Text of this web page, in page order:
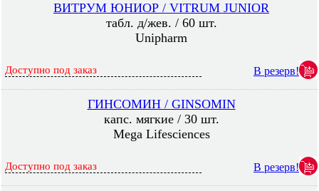
ВИТРУМ ЮНИОР / VITRUM JUNIOR
табл. д/жев. / 60 шт.
Unipharm
Доступно под заказ В резерв!
ГИНСОМИН / GINSOMIN
капс. мягкие / 30 шт.
Mega Lifesciences
Доступно под заказ В резерв!